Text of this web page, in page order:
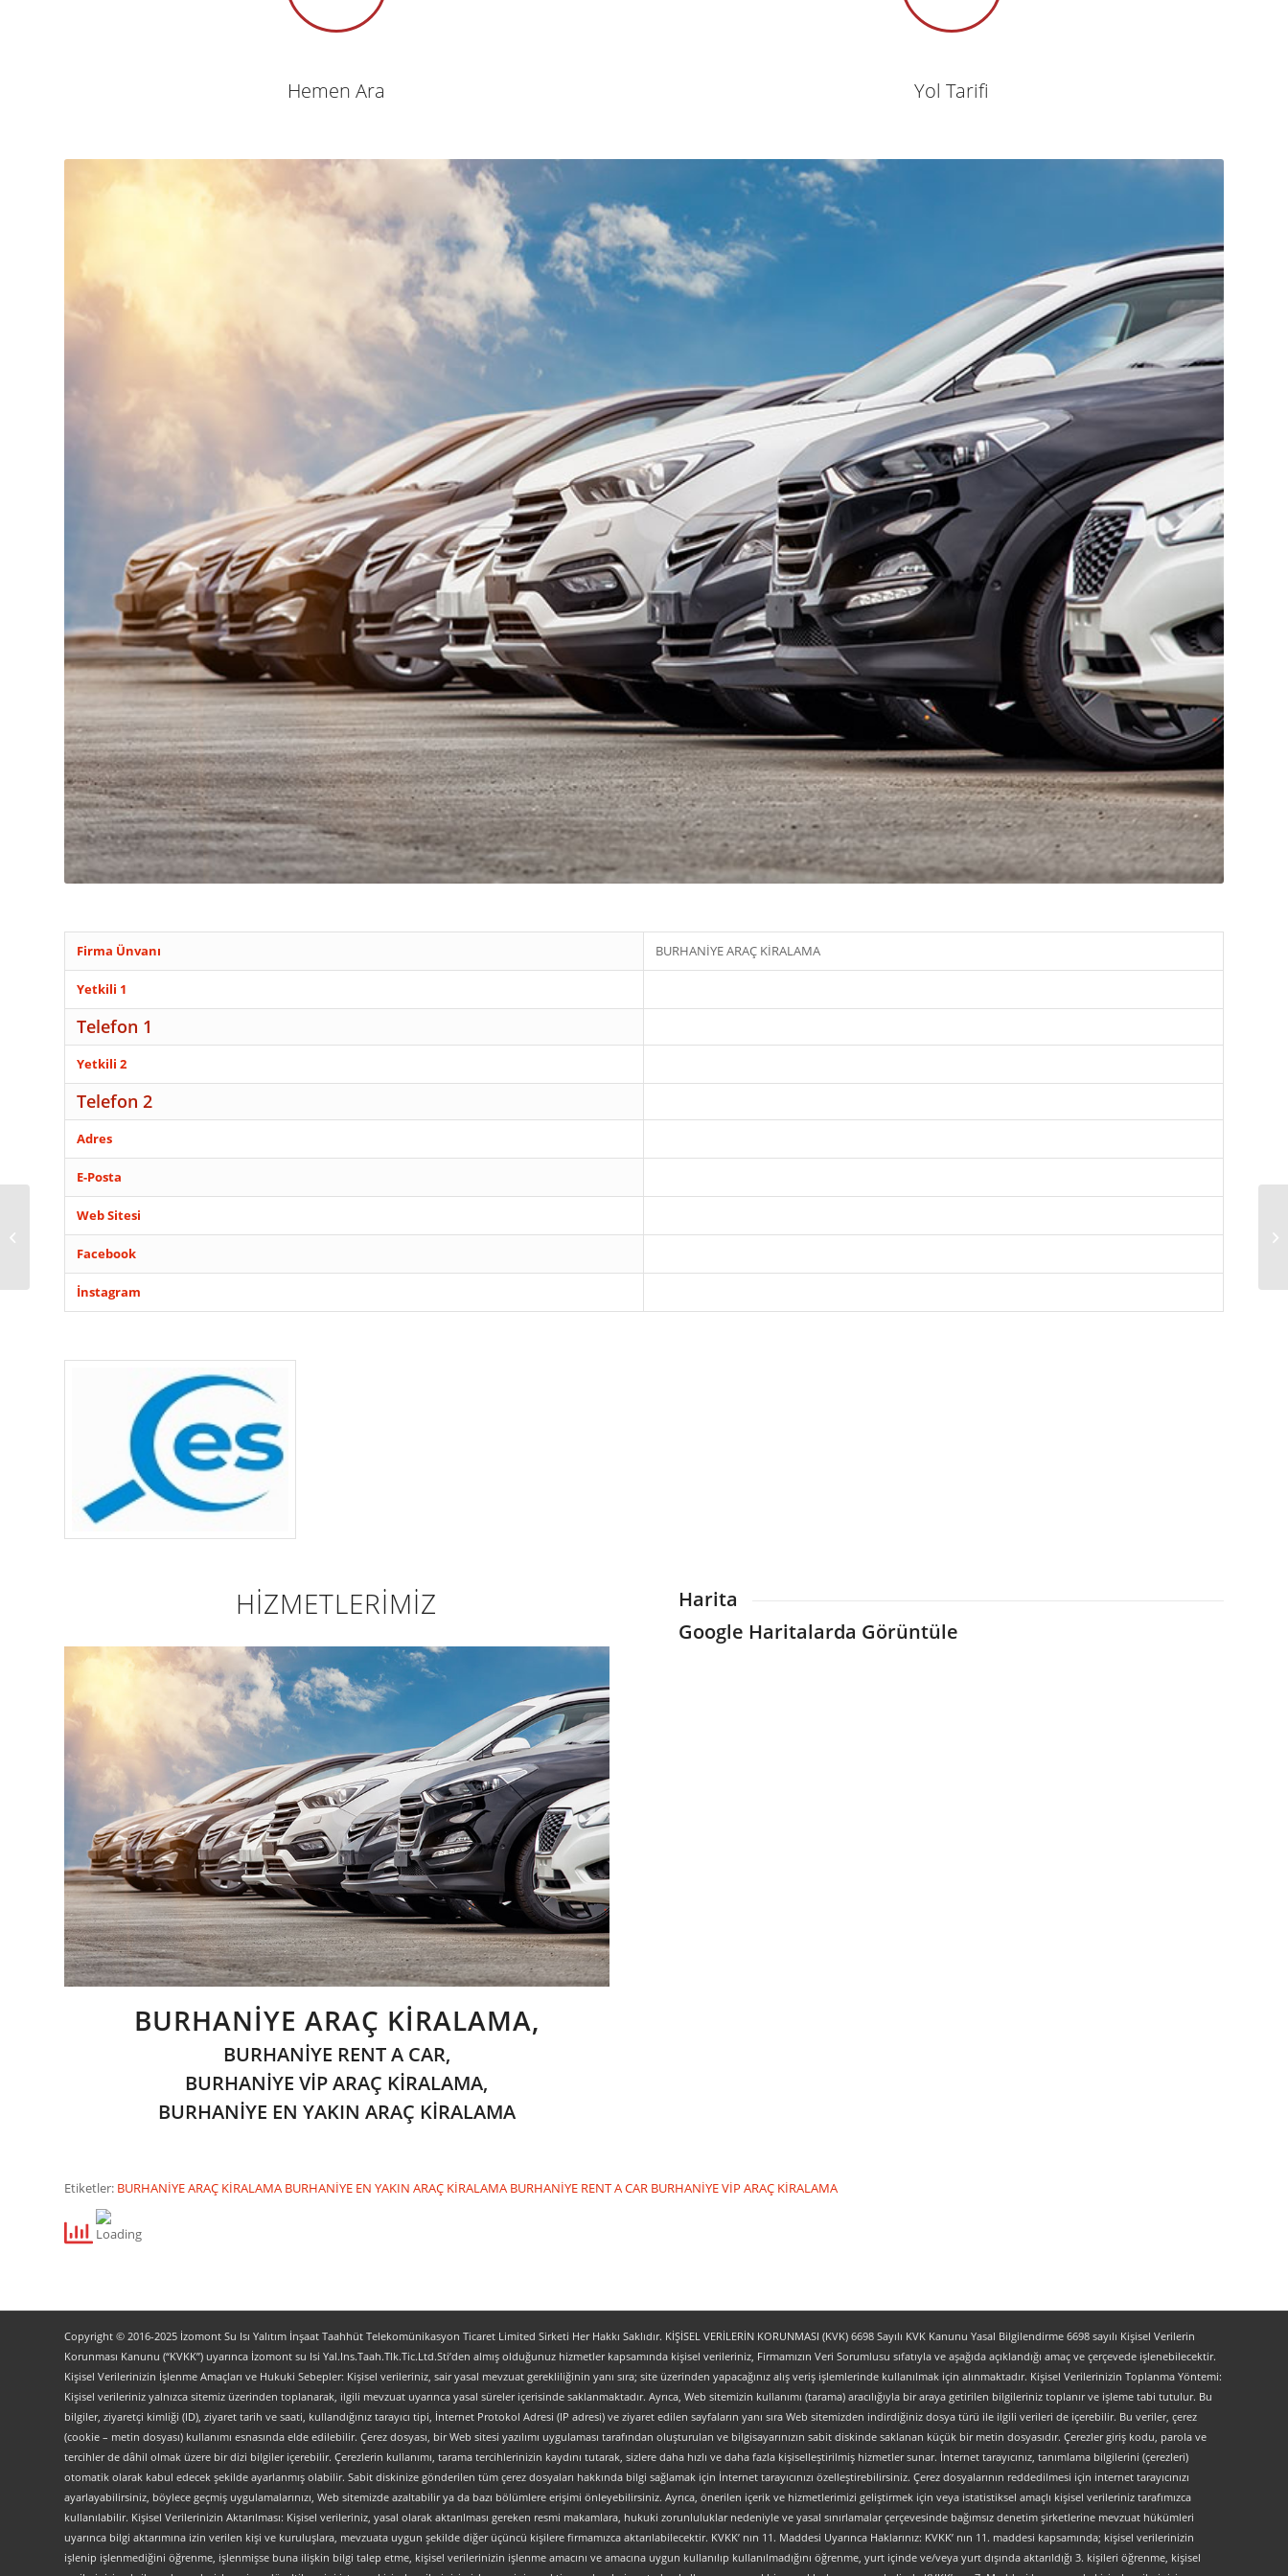
Hemen Ara Yol Tarifi
Firma Ünvanı BURHANİYE ARAÇ KİRALAMA
Yetkili 1
Telefon 1
Yetkili 2
Telefon 2
Adres
E-Posta
Web Sitesi
Facebook
İnstagram
HİZMETLERİMİZ
BURHANİYE ARAÇ KİRALAMA,
BURHANİYE RENT A CAR,
BURHANİYE VİP ARAÇ KİRALAMA,
BURHANİYE EN YAKIN ARAÇ KİRALAMA
Harita
Google Haritalarda Görüntüle
Etiketler: BURHANİYE ARAÇ KİRALAMA BURHANİYE EN YAKIN ARAÇ KİRALAMA BURHANİYE RENT A CAR BURHANİYE VİP ARAÇ KİRALAMA
Copyright © 2016-2025 İzomont Su Isı Yalıtım İnşaat Taahhüt Telekomünikasyon Ticaret Limited Sirketi Her Hakkı Saklıdır. KİŞİSEL VERİLERİN KORUNMASI (KVK) 6698 Sayılı KVK Kanunu Yasal Bilgilendirme 6698 sayılı Kişisel Verilerin
Korunması Kanunu (“KVKK”) uyarınca İzomont su Isi Yal.Ins.Taah.Tlk.Tic.Ltd.Sti’den almış olduğunuz hizmetler kapsamında kişisel verileriniz, Firmamızın Veri Sorumlusu sıfatıyla ve aşağıda açıklandığı amaç ve çerçevede işlenebilecektir.
Kişisel Verilerinizin İşlenme Amaçları ve Hukuki Sebepler: Kişisel verileriniz, sair yasal mevzuat gerekliliğinin yanı sıra; site üzerinden yapacağınız alış veriş işlemlerinde kullanılmak için alınmaktadır. Kişisel Verilerinizin Toplanma Yöntemi:
Kişisel verileriniz yalnızca sitemiz üzerinden toplanarak, ilgili mevzuat uyarınca yasal süreler içerisinde saklanmaktadır. Ayrıca, Web sitemizin kullanımı (tarama) aracılığıyla bir araya getirilen bilgileriniz toplanır ve işleme tabi tutulur. Bu
bilgiler, ziyaretçi kimliği (ID), ziyaret tarih ve saati, kullandığınız tarayıcı tipi, İnternet Protokol Adresi (IP adresi) ve ziyaret edilen sayfaların yanı sıra Web sitemizden indirdiğiniz dosya türü ile ilgili verileri de içerebilir. Bu veriler, çerez
(cookie – metin dosyası) kullanımı esnasında elde edilebilir. Çerez dosyası, bir Web sitesi yazılımı uygulaması tarafından oluşturulan ve bilgisayarınızın sabit diskinde saklanan küçük bir metin dosyasıdır. Çerezler giriş kodu, parola ve
tercihler de dâhil olmak üzere bir dizi bilgiler içerebilir. Çerezlerin kullanımı, tarama tercihlerinizin kaydını tutarak, sizlere daha hızlı ve daha fazla kişiselleştirilmiş hizmetler sunar. İnternet tarayıcınız, tanımlama bilgilerini (çerezleri)
otomatik olarak kabul edecek şekilde ayarlanmış olabilir. Sabit diskinize gönderilen tüm çerez dosyaları hakkında bilgi sağlamak için İnternet tarayıcınızı özelleştirebilirsiniz. Çerez dosyalarının reddedilmesi için internet tarayıcınızı
ayarlayabilirsiniz, böylece geçmiş uygulamalarınızı, Web sitemizde azaltabilir ya da bazı bölümlere erişimi önleyebilirsiniz. Ayrıca, önerilen içerik ve hizmetlerimizi geliştirmek için veya istatistiksel amaçlı kişisel verileriniz tarafımızca
kullanılabilir. Kişisel Verilerinizin Aktarılması: Kişisel verileriniz, yasal olarak aktarılması gereken resmi makamlara, hukuki zorunluluklar nedeniyle ve yasal sınırlamalar çerçevesinde bağımsız denetim şirketlerine mevzuat hükümleri
uyarınca bilgi aktarımına izin verilen kişi ve kuruluşlara, mevzuata uygun şekilde diğer üçüncü kişilere firmamızca aktarılabilecektir. KVKK’ nın 11. Maddesi Uyarınca Haklarınız: KVKK’ nın 11. maddesi kapsamında; kişisel verilerinizin
işlenip işlenmediğini öğrenme, işlenmişse buna ilişkin bilgi talep etme, kişisel verilerinizin işlenme amacını ve amacına uygun kullanılıp kullanılmadığını öğrenme, yurt içinde ve/veya yurt dışında aktarıldığı 3. kişileri öğrenme, kişisel
KİRALAMA